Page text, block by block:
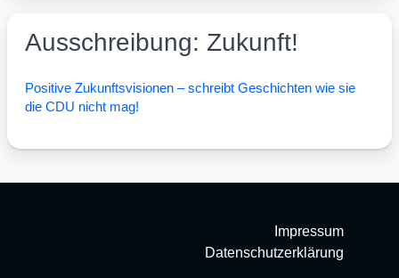
Ausschreibung: Zukunft!
Posi­ti­ve Zukunfts­vi­sio­nen – schreibt Geschich­ten wie sie
die CDU nicht mag!
Impressum
Datenschutzerklärung